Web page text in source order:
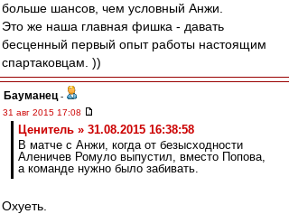
больше шансов, чем условный Анжи.
Это же наша главная фишка - давать
бесценный первый опыт работы настоящим
спартаковцам. ))
Бауманец -
31 авг 2015 17:08
Ценитель » 31.08.2015 16:38:58
В матче с Анжи, когда от безысходности
Аленичев Ромуло выпустил, вместо Попова,
а команде нужно было забивать.
Охуеть.